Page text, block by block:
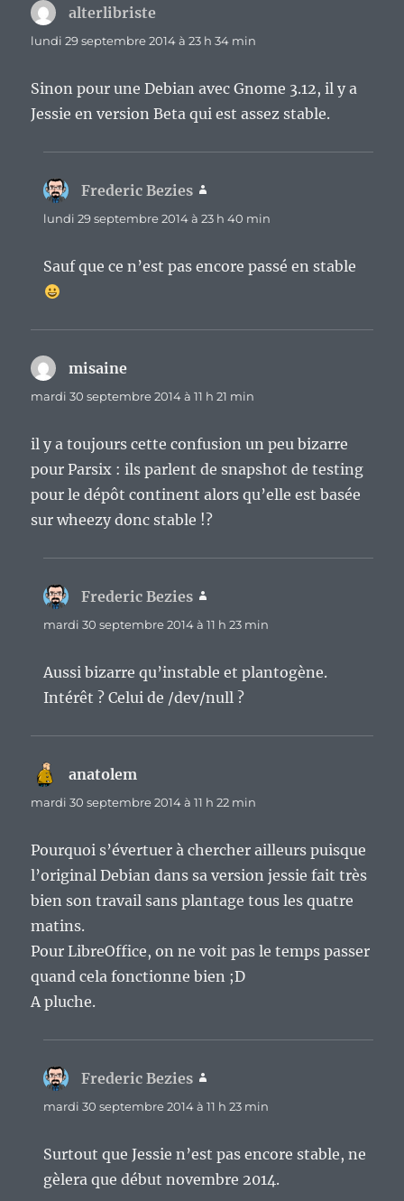
alterlibriste
lundi 29 septembre 2014 à 23 h 34 min
Sinon pour une Debian avec Gnome 3.12, il y a
Jessie en version Beta qui est assez stable.
Frederic Bezies
lundi 29 septembre 2014 à 23 h 40 min
Sauf que ce n’est pas encore passé en stable
misaine
mardi 30 septembre 2014 à 11 h 21 min
il y a toujours cette confusion un peu bizarre
pour Parsix : ils parlent de snapshot de testing
pour le dépôt continent alors qu’elle est basée
sur wheezy donc stable !?
Frederic Bezies
mardi 30 septembre 2014 à 11 h 23 min
Aussi bizarre qu’instable et plantogène.
Intérêt ? Celui de /dev/null ?
anatolem
mardi 30 septembre 2014 à 11 h 22 min
Pourquoi s’évertuer à chercher ailleurs puisque
l’original Debian dans sa version jessie fait très
bien son travail sans plantage tous les quatre
matins.
Pour LibreOffice, on ne voit pas le temps passer
quand cela fonctionne bien ;D
A pluche.
Frederic Bezies
mardi 30 septembre 2014 à 11 h 23 min
Surtout que Jessie n’est pas encore stable, ne
gèlera que début novembre 2014.